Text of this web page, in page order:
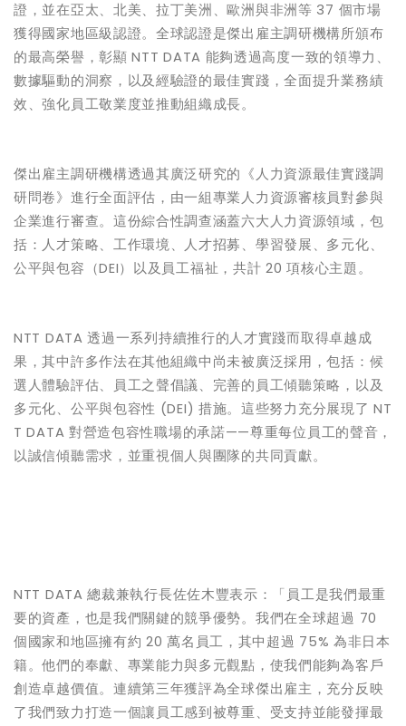
證，並在亞太、北美、拉丁美洲、歐洲與非洲等 37 個市場
獲得國家地區級認證。全球認證是傑出雇主調研機構所頒布
的最高榮譽，彰顯 NTT DATA 能夠透過高度一致的領導力、
數據驅動的洞察，以及經驗證的最佳實踐，全面提升業務績
效、強化員工敬業度並推動組織成長。
傑出雇主調研機構透過其廣泛研究的《人力資源最佳實踐調
研問卷》進行全面評估，由一組專業人力資源審核員對參與
企業進行審查。這份綜合性調查涵蓋六大人力資源領域，包
括：人才策略、工作環境、人才招募、學習發展、多元化、
公平與包容（DEI）以及員工福祉，共計 20項核心主題。
NTT DATA透過一系列持續推行的人才實踐而取得卓越成
果，其中許多作法在其他組織中尚未被廣泛採用，包括：候
選人體驗評估、員工之聲倡議、完善的員工傾聽策略，以及
多元化、公平與包容性 (DEI) 措施。這些努力充分展現了 NT
T DATA 對營造包容性職場的承諾——尊重每位員工的聲音，
以誠信傾聽需求，並重視個人與團隊的共同貢獻。
NTT DATA總裁兼執行長佐佐木豐表示：「員工是我們最重
要的資產，也是我們關鍵的競爭優勢。我們在全球超過 70
個國家和地區擁有約 20萬名員工，其中超過 75% 為非日本
籍。他們的奉獻、專業能力與多元觀點，使我們能夠為客戶
創造卓越價值。連續第三年獲評為全球傑出雇主，充分反映
了我們致力打造一個讓員工感到被尊重、受支持並能發揮最